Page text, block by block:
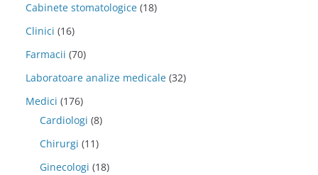
Cabinete stomatologice (18)
Clinici (16)
Farmacii (70)
Laboratoare analize medicale (32)
Medici (176)
Cardiologi (8)
Chirurgi (11)
Ginecologi (18)